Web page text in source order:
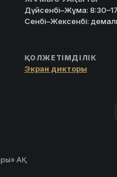
Дүйсенбі–Жұма:
Сенбі–Жексенбі:
ҚОЛЖЕТІМДІЛІК
Экран дикторы
АҚ